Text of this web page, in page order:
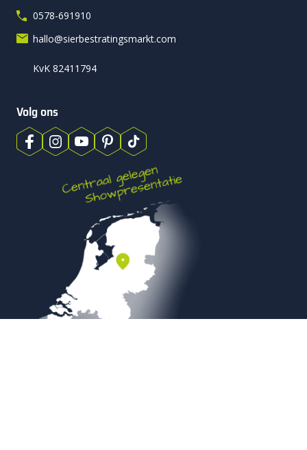
0578-691910
hallo@sierbestratingsmarkt.com
KvK 82411794
Volg ons